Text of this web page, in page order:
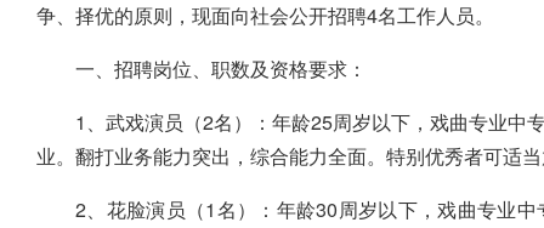
争、择优的原则，现面向社会公开招聘4名工作人员。
一、招聘岗位、职数及资格要求：
1、武戏演员（2名）：年龄25周岁以下，戏曲专业中
业。翻打业务能力突出，综合能力全面。特别优秀者可适
2、花脸演员（1名）：年龄30周岁以下，戏曲专业